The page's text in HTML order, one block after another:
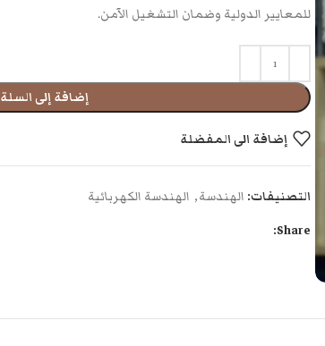
للمعايير الدولية وضمان التشغيل الآمن.
إضافة إلى السلة
إضافة الى المفضلة
التصنيفات: الهندسة, الهندسة الكهربائية
Share: